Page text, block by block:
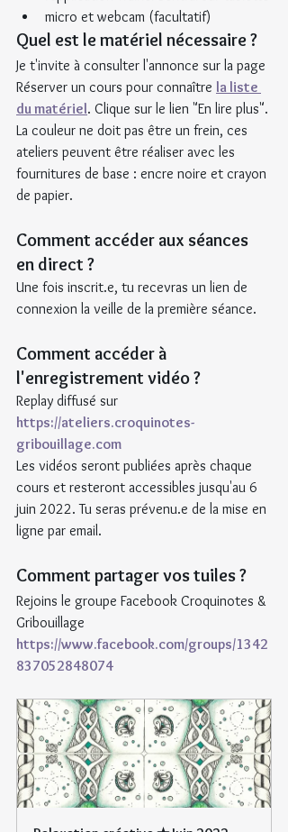
micro et webcam (facultatif)
Quel est le matériel nécessaire ?
Je t'invite à consulter l'annonce sur la page
Réserver un cours pour connaître la liste
du matériel. Clique sur le lien "En lire plus".
La couleur ne doit pas être un frein, ces
ateliers peuvent être réaliser avec les
fournitures de base : encre noire et crayon
de papier.
Comment accéder aux séances
en direct ?
Une fois inscrit.e, tu recevras un lien de
connexion la veille de la première séance.
Comment accéder à
l'enregistrement vidéo ?
Replay diffusé sur
https://ateliers.croquinotes-
gribouillage.com
Les vidéos seront publiées après chaque
cours et resteront accessibles jusqu'au 6
juin 2022. Tu seras prévenu.e de la mise en
ligne par email.
Comment partager vos tuiles ?
Rejoins le groupe Facebook Croquinotes &
Gribouillage
https://www.facebook.com/groups/1342
837052848074